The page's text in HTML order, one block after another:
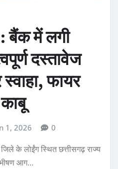
बैंक में लगी
दस्तावेज
फायर
1, 2026 0
के लोईंग स्थित छत्तीसगढ़ राज्य
भीषण आग…